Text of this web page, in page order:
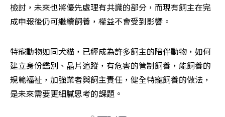
檢討，未來也將優先處理有共識的部分，而現有飼主在完
成申報後仍可繼續飼養，權益不會受到影響。
特寵動物如同犬貓，已經成為許多飼主的陪伴動物，如何
建立身份鑑別、晶片追蹤，有危害的管制飼養，能飼養的
規範福祉，加強業者與飼主責任，健全特寵飼養的做法，
是未來需要更細膩思考的課題。